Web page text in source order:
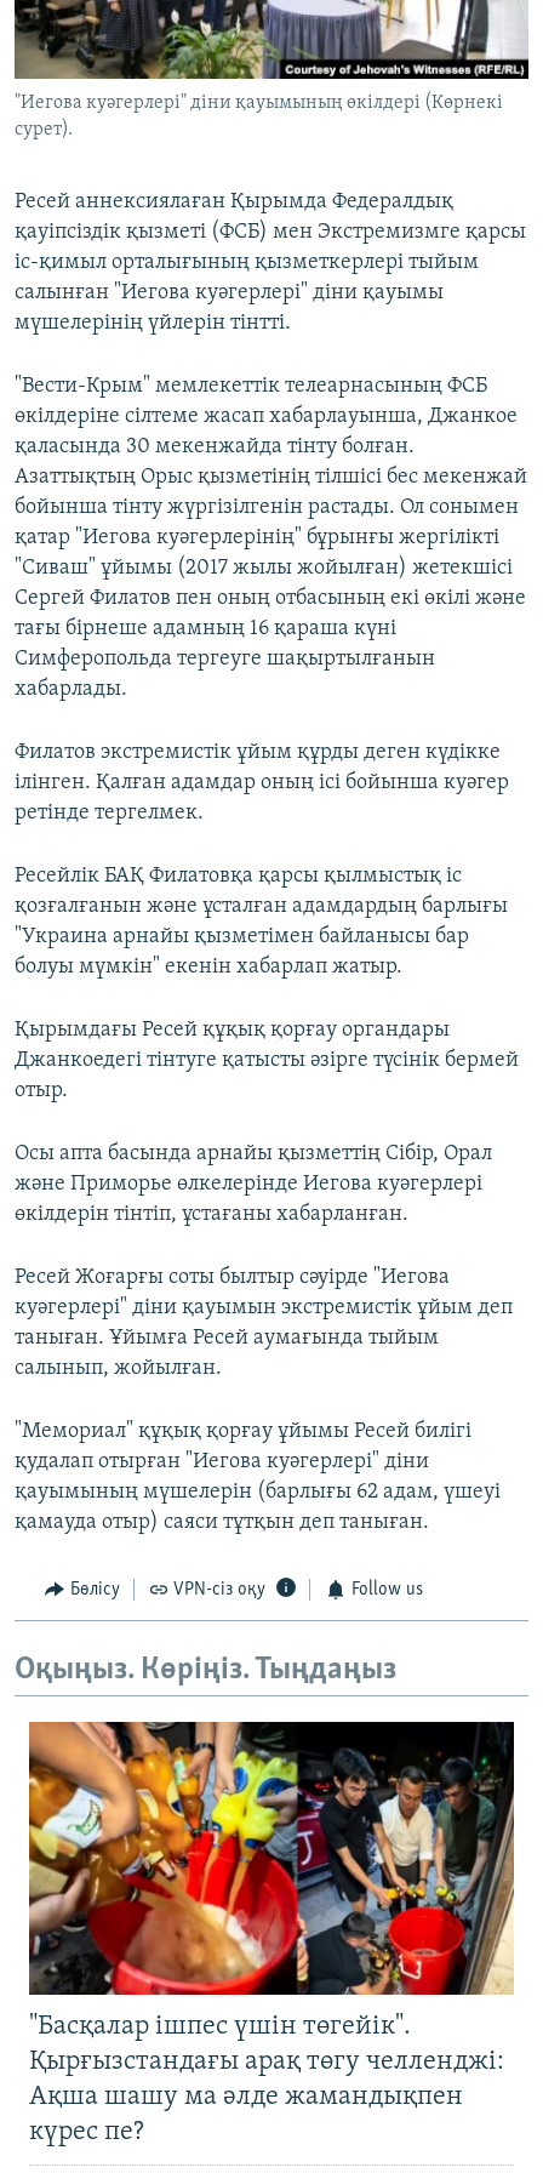
ЖАЗЫЛЫҢЫЗ
Басқа тілдерде
"Иегова куәгерлері" діни қауымының өкілдері (Көрнекі
сурет).
Ресей аннексиялаған Қырымда Федералдық
қауіпсіздік қызметі (ФСБ) мен Экстремизмге қарсы
іс-қимыл орталығының қызметкерлері тыйым
салынған "Иегова куәгерлері" діни қауымы
мүшелерінің үйлерін тінтті.
"Вести-Крым" мемлекеттік телеарнасының ФСБ
өкілдеріне сілтеме жасап хабарлауынша, Джанкое
қаласында 30 мекенжайда тінту болған.
Азаттықтың Орыс қызметінің тілшісі бес мекенжай
бойынша тінту жүргізілгенін растады. Ол сонымен
қатар "Иегова куәгерлерінің" бұрынғы жергілікті
"Сиваш" ұйымы (2017 жылы жойылған) жетекшісі
Сергей Филатов пен оның отбасының екі өкілі және
тағы бірнеше адамның 16 қараша күні
Симферопольда тергеуге шақыртылғанын
хабарлады.
Филатов экстремистік ұйым құрды деген күдікке
ілінген. Қалған адамдар оның ісі бойынша куәгер
ретінде тергелмек.
Ресейлік БАҚ Филатовқа қарсы қылмыстық іс
қозғалғанын және ұсталған адамдардың барлығы
"Украина арнайы қызметімен байланысы бар
болуы мүмкін" екенін хабарлап жатыр.
Қырымдағы Ресей құқық қорғау органдары
Джанкоедегі тінтуге қатысты әзірге түсінік бермей
отыр.
Осы апта басында арнайы қызметтің Сібір, Орал
және Приморье өлкелерінде Иегова куәгерлері
өкілдерін тінтіп, ұстағаны хабарланған.
Ресей Жоғарғы соты былтыр сәуірде "Иегова
куәгерлері" діни қауымын экстремистік ұйым деп
таныған. Ұйымға Ресей аумағында тыйым
салынып, жойылған.
"Мемориал" құқық қорғау ұйымы Ресей билігі
қудалап отырған "Иегова куәгерлері" діни
қауымының мүшелерін (барлығы 62 адам, үшеуі
қамауда отыр) саяси тұтқын деп таныған.
Бөлісу VPN-сіз оқу Follow us
Оқыңыз. Көріңіз. Тыңдаңыз
"Басқалар ішпес үшін төгейік".
Қырғызстандағы арақ төгу челленджі:
Ақша шашу ма әлде жамандықпен
күрес пе?